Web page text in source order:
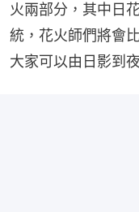
火兩部分，其中日
統，花火師們將會
大家可以由日影到